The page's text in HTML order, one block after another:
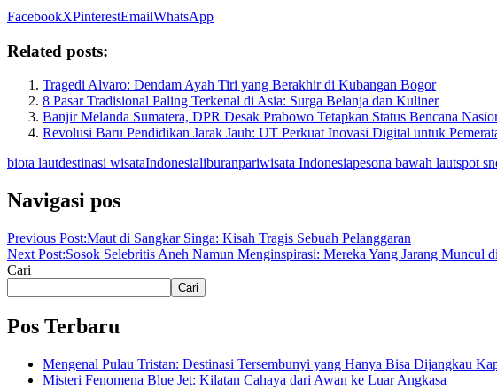
FacebookXPinterestEmailWhatsApp
Related posts:
Tragedi Alvaro: Dendam Ayah Tiri yang Berakhir di Kubangan Bogor
8 Pasar Tradisional Paling Terkenal di Asia: Surga Belanja dan Kuliner
Banjir Melanda Sumatera, DPR Desak Prabowo Tetapkan Status Bencana
Revolusi Baru Pendidikan Jarak Jauh: UT Perkuat Inovasi Digital untuk
biota lautdestinasi wisataIndonesialiburanpariwisata Indonesiapesona bawah lautspot
Navigasi pos
Previous Post:Maut di Sangkar Singa: Kisah Tragis Sebuah Pelanggaran
Next Post:Sosok Selebritis Aneh Namun Menginspirasi: Mereka Yang Jarang Muncul
Cari
Cari
Pos Terbaru
Mengenal Pulau Tristan: Destinasi Tersembunyi yang Hanya Bisa Dijangkau
Misteri Fenomena Blue Jet: Kilatan Cahaya dari Awan ke Luar Angkasa